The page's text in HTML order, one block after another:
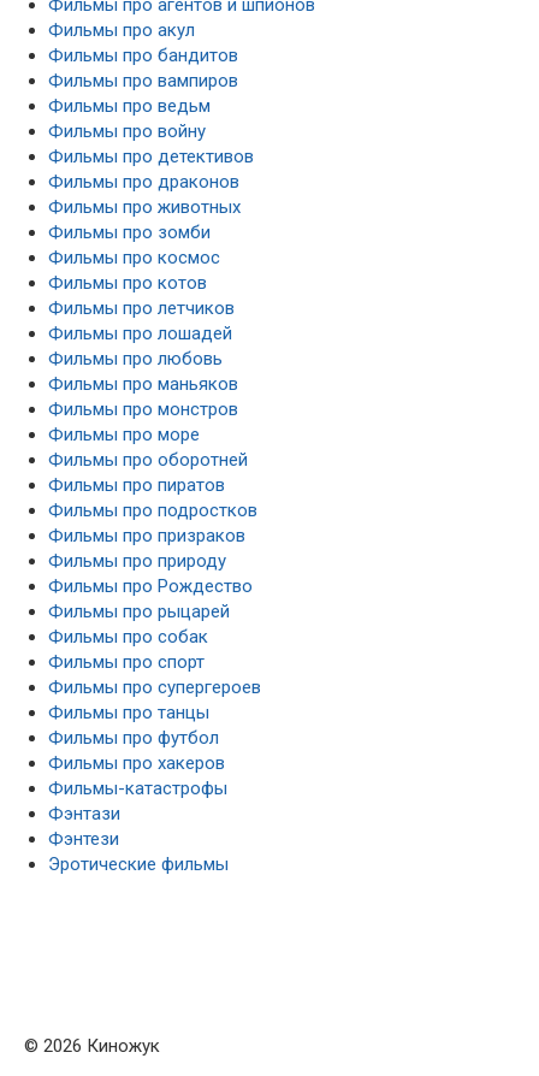
Фильмы про агентов и шпионов
Фильмы про акул
Фильмы про бандитов
Фильмы про вампиров
Фильмы про ведьм
Фильмы про войну
Фильмы про детективов
Фильмы про драконов
Фильмы про животных
Фильмы про зомби
Фильмы про космос
Фильмы про котов
Фильмы про летчиков
Фильмы про лошадей
Фильмы про любовь
Фильмы про маньяков
Фильмы про монстров
Фильмы про море
Фильмы про оборотней
Фильмы про пиратов
Фильмы про подростков
Фильмы про призраков
Фильмы про природу
Фильмы про Рождество
Фильмы про рыцарей
Фильмы про собак
Фильмы про спорт
Фильмы про супергероев
Фильмы про танцы
Фильмы про футбол
Фильмы про хакеров
Фильмы-катастрофы
Фэнтази
Фэнтези
Эротические фильмы
© 2026 Киножук